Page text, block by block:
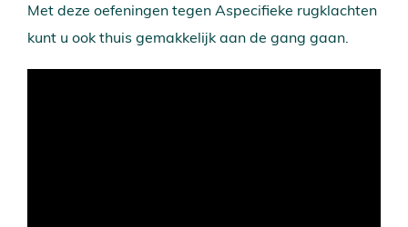
Met deze oefeningen tegen Aspecifieke rugklachten
kunt u ook thuis gemakkelijk aan de gang gaan.